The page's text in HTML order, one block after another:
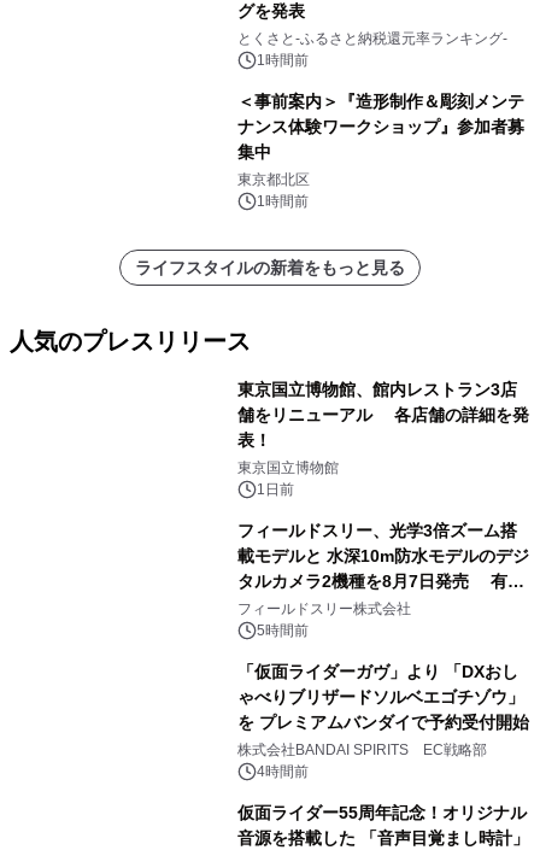
グを発表
とくさと-ふるさと納税還元率ランキング-
1時間前
＜事前案内＞『造形制作＆彫刻メンテ
ナンス体験ワークショップ』参加者募
集中
東京都北区
1時間前
ライフスタイルの新着をもっと見る
人気のプレスリリース
東京国立博物館、館内レストラン3店
舗をリニューアル 各店舗の詳細を発
表！
東京国立博物館
1日前
フィールドスリー、光学3倍ズーム搭
載モデルと 水深10m防水モデルのデジ
タルカメラ2機種を8月7日発売 有効
約1300万画素、用途別に選べるコンデ
ジ新登場
フィールドスリー株式会社
5時間前
「仮面ライダーガヴ」より 「DXおし
ゃべりブリザードソルベエゴチゾウ」
を プレミアムバンダイで予約受付開始
株式会社BANDAI SPIRITS EC戦略部
4時間前
仮面ライダー55周年記念！オリジナル
音源を搭載した 「音声目覚まし時計」